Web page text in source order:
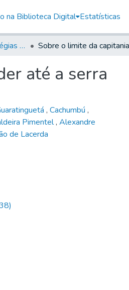
na Biblioteca Digital Estatísticas
Volume 24 - Cartas régias e provisões (1730- 1738)
até a serra
, Cachumbú ,
Pimentel, Alexandre
de Lacerda